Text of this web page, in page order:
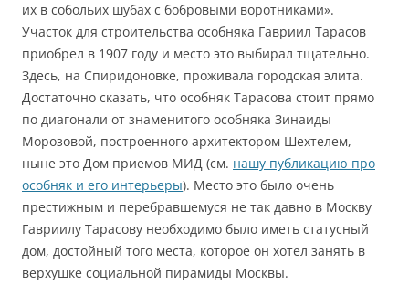
их в собольих шубах с бобровыми воротниками».
Участок для строительства особняка Гавриил Тарасов
приобрел в 1907 году и место это выбирал тщательно.
Здесь, на Спиридоновке, проживала городская элита.
Достаточно сказать, что особняк Тарасова стоит прямо
по диагонали от знаменитого особняка Зинаиды
Морозовой, построенного архитектором Шехтелем,
ныне это Дом приемов МИД (см. нашу публикацию про
особняк и его интерьеры). Место это было очень
престижным и перебравшемуся не так давно в Москву
Гавриилу Тарасову необходимо было иметь статусный
дом, достойный того места, которое он хотел занять в
верхушке социальной пирамиды Москвы.